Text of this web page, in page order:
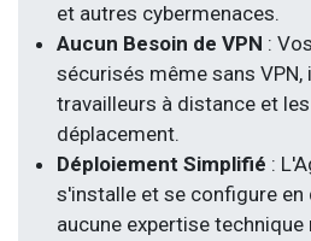
et autres cybermenaces.
​Aucun Besoin de VPN :
sécurisés même sans VPN,
travailleurs à distance et
déplacement.
Déploiement Simplifié :
s'installe et se configure en
aucune expertise technique